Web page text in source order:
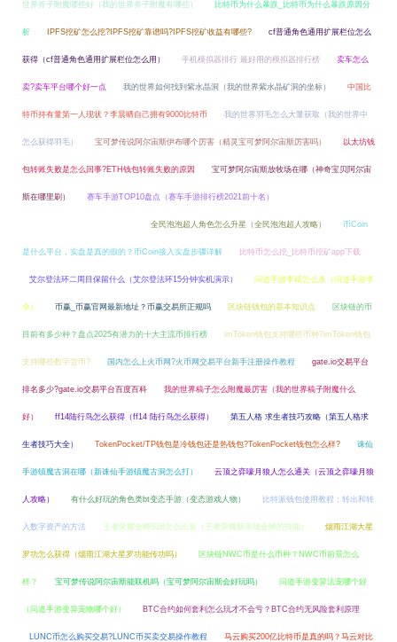
世界斧子附魔哪些好（我的世界斧子附魔有哪些） 比特币为什么暴跌_比特币为什么暴跌原因分
析 IPFS挖矿怎么挖?IPFS挖矿靠谱吗?IPFS挖矿收益有哪些? cf普通角色通用扩展栏位怎么
获得（cf普通角色通用扩展栏位怎么用） 手机模拟器排行 最好用的模拟器排行榜 卖车怎么
卖?卖车平台哪个好一点 我的世界如何找到紫水晶洞（我的世界紫水晶矿洞的坐标） 中国比
特币持有量第一人现状？李晨晒自己拥有9000比特币 我的世界羽毛怎么大量获取（我的世界中
怎么获得羽毛） 宝可梦传说阿尔宙斯伊布哪个厉害（精灵宝可梦阿尔宙斯厉害吗） 以太坊钱
包转账失败是怎么回事?ETH钱包转账失败的原因 宝可梦阿尔宙斯放牧场在哪（神奇宝贝阿尔宙
斯在哪里刷） 赛车手游TOP10盘点（赛车手游排行榜2021前十名）
全民泡泡超人角色怎么升星（全民泡泡超人攻略） 币Coin
是什么平台，实盘是真的假的？币Coin接入实盘步骤详解 比特币怎么挖_比特币挖矿app下载
艾尔登法环二周目保留什么（艾尔登法环15分钟实机演示） 问道手游李靖怎么杀（问道手游李
伞） 币赢_币赢官网最新地址？币赢交易所正规吗 区块链钱包的基本知识点 区块链的币
目前有多少种？盘点2025有潜力的十大主流币排行榜 imToken钱包支持哪些币种?imToken钱包
支持哪些数字货币? 国内怎么上火币网?火币网交易平台新手注册操作教程 gate.io交易平台
排名多少?gate.io交易平台百度百科 我的世界稿子怎么附魔最厉害（我的世界稿子附魔什么
好） ff14陆行鸟怎么获得（ff14 陆行鸟怎么获得） 第五人格 求生者技巧攻略（第五人格求
生者技巧大全） TokenPocket/TP钱包是冷钱包还是热钱包?TokenPocket钱包怎么样? 诛仙
手游镇魔古洞在哪（新诛仙手游镇魔古洞怎么打） 云顶之弈嚎月狼人怎么通关（云顶之弈嚎月狼
人攻略） 有什么好玩的角色类bt变态手游（变态游戏人物） 比特派钱包使用教程：转出和转
入数字资产的方法 王者荣耀金蝉S26怎么出装（王者荣耀新英雄金蝉的技能） 烟雨江湖大星
罗功怎么获得（烟雨江湖大星罗功能传功吗） 区块链NWC币是什么币种？NWC币前景怎么
样？ 宝可梦传说阿尔宙斯能联机吗（宝可梦阿尔宙斯会好玩吗） 问道手游变异法宠哪个好
（问道手游变异宠物哪个好） BTC合约如何套利怎么玩才不会亏？BTC合约无风险套利原理
LUNC币怎么购买交易?LUNC币买卖交易操作教程 马云购买200亿比特币是真的吗？马云对比